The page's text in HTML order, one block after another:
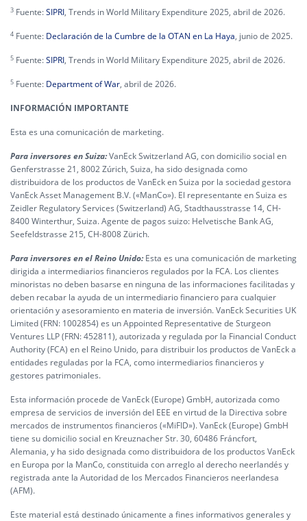
3 Fuente:SIPRI, Trends in World Military Expenditure 2025, abril de 2026.
4 Fuente: Declaración de la Cumbre de la OTAN en La Haya, junio de 2025.
5 Fuente:SIPRI, Trends in World Military Expenditure 2025, abril de 2026.
5 Fuente: Department of War, abril de 2026.
INFORMACIÓN IMPORTANTE
Esta es una comunicación de marketing.
Para inversores en Suiza:VanEck Switzerland AG, con domicilio social en
Genferstrasse 21, 8002 Zúrich, Suiza, ha sido designada como
distribuidora de los productos de VanEck en Suiza por la sociedad gestora
VanEck Asset Management B.V. («ManCo»). El representante en Suiza es
Zeidler Regulatory Services (Switzerland) AG, Stadthausstrasse 14, CH-
8400 Winterthur, Suiza. Agente de pagos suizo: Helvetische Bank AG,
Seefeldstrasse 215, CH-8008 Zürich.
Para inversores en el Reino Unido:Esta es una comunicación de marketing
dirigida a intermediarios financieros regulados por la FCA. Los clientes
minoristas no deben basarse en ninguna de las informaciones facilitadas y
deben recabar la ayuda de un intermediario financiero para cualquier
orientación y asesoramiento en materia de inversión. VanEck Securities UK
Limited (FRN: 1002854) es un Appointed Representative de Sturgeon
Ventures LLP (FRN: 452811), autorizada y regulada por la Financial Conduct
Authority (FCA) en el Reino Unido, para distribuir los productos de VanEck a
entidades reguladas por la FCA, como intermediarios financieros y
gestores patrimoniales.
Esta información procede de VanEck (Europe) GmbH, autorizada como
empresa de servicios de inversión del EEE en virtud de la Directiva sobre
mercados de instrumentos financieros («MiFID»). VanEck (Europe) GmbH
tiene su domicilio social en Kreuznacher Str. 30, 60486 Fráncfort,
Alemania, y ha sido designada como distribuidora de los productos VanEck
en Europa por la ManCo, constituida con arreglo al derecho neerlandés y
registrada ante la Autoridad de los Mercados Financieros neerlandesa
(AFM).
Este material está destinado únicamente a fines informativos generales y